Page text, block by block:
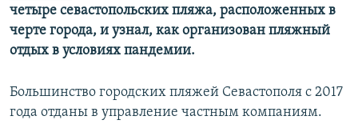
четыре севастопольских пляжа, расположенных в
черте города, и узнал, как организован пляжный
отдых в условиях пандемии.
Большинство городских пляжей Севастополя с 2017
года отданы в управление частным компаниям.